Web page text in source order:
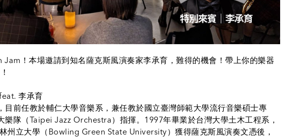
！本場邀請到知名薩克斯風演奏家李承育，難得的機會！帶上你的樂器
李承育
目前任教於輔仁大學音樂系，兼任教於國立臺灣師範大學流行音樂碩士專
樂隊（Taipei Jazz Orchestra）指揮。1997年畢業於台灣大學土木工程系，
州立大學（Bowling Green State University）獲得薩克斯風演奏文憑後，